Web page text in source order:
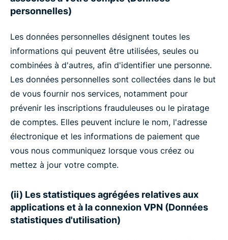
personnelles)
Les données personnelles désignent toutes les
informations qui peuvent être utilisées, seules ou
combinées à d'autres, afin d'identifier une personne.
Les données personnelles sont collectées dans le but
de vous fournir nos services, notamment pour
prévenir les inscriptions frauduleuses ou le piratage
de comptes. Elles peuvent inclure le nom, l'adresse
électronique et les informations de paiement que
vous nous communiquez lorsque vous créez ou
mettez à jour votre compte.
(ii) Les statistiques agrégées relatives aux
applications et à la connexion VPN (Données
statistiques d'utilisation)